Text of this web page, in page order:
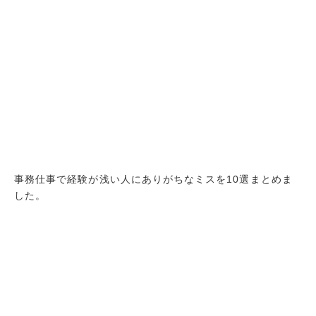
事務仕事で経験が浅い人にありがちなミスを10選まとめま
した。